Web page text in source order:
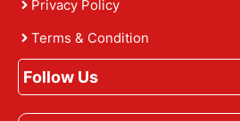
Privacy Policy
Terms & Condition
Follow Us